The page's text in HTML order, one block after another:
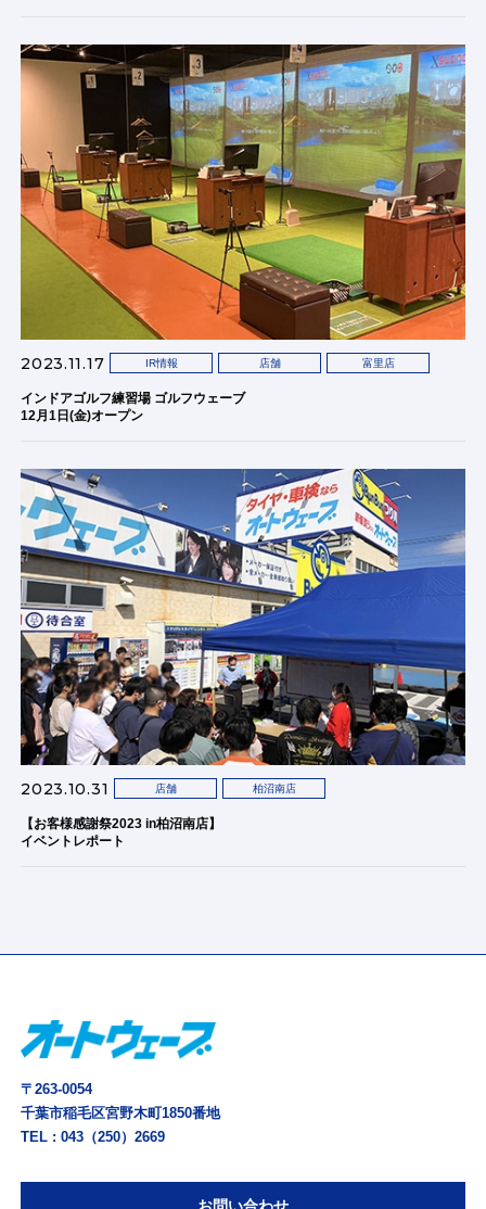
2023.11.17 IR情報 店舗 富里店
インドアゴルフ練習場 ゴルフウェーブ
12月1日(金)オープン
2023.10.31 店舗 柏沼南店
【お客様感謝祭2023 in柏沼南店】
イベントレポート
〒263-0054
千葉市稲毛区宮野木町1850番地
TEL :043（250）2669